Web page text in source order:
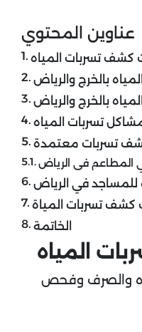
عناوين المحتوي
كشف تسربات المياه
بالخرج والرياض
بالخرج والرياض
تسربات المياه
تسربات معتمدة
المطاعم فى الرياض
للمساجد في الرياض
كشف تسربات المياة
الخاتمة
المياه
والصرف وفحص